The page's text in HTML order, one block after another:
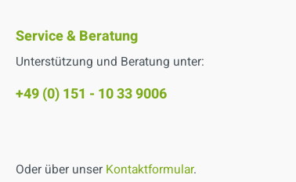
können mit unseren
Reinigungsmitteln angewendet
Service & Beratung
Unterstützung und Beratung unter:
+49 (0) 151 - 10 33 9006
Oder über unser Kontaktformular.